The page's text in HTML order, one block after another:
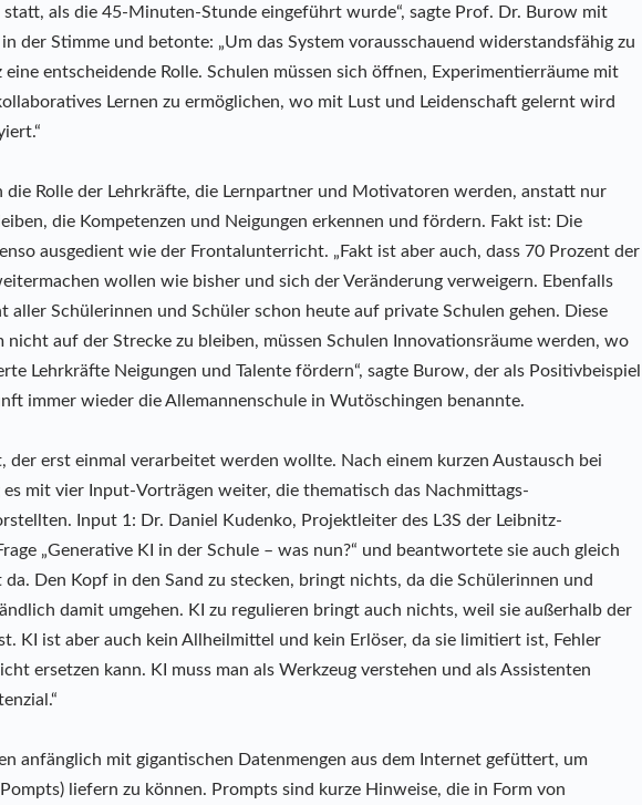
als die 45-Minuten-Stunde eingeführt wurde“, sagte Prof. Dr. Burow mit
der Stimme und betonte: „Um das System vorausschauend widerstandsfähig zu
eine entscheidende Rolle. Schulen müssen sich öffnen, Experimentierräume mit
Lernen zu ermöglichen, wo mit Lust und Leidenschaft gelernt wird
die Rolle der Lehrkräfte, die Lernpartner und Motivatoren werden, anstatt nur
die Kompetenzen und Neigungen erkennen und fördern. Fakt ist: Die
ausgedient wie der Frontalunterricht. „Fakt ist aber auch, dass 70 Prozent der
wollen wie bisher und sich der Veränderung verweigern. Ebenfalls
aller Schülerinnen und Schüler schon heute auf private Schulen gehen. Diese
nicht auf der Strecke zu bleiben, müssen Schulen Innovationsräume werden, wo
Lehrkräfte Neigungen und Talente fördern“, sagte Burow, der als Positivbeispiel
immer wieder die Allemannenschule in Wutöschingen benannte.
der erst einmal verarbeitet werden wollte. Nach einem kurzen Austausch bei
es mit vier Input-Vorträgen weiter, die thematisch das Nachmittags-
Input 1: Dr. Daniel Kudenko, Projektleiter des L3S der Leibnitz-
„Generative KI in der Schule – was nun?“ und beantwortete sie auch gleich
da. Den Kopf in den Sand zu stecken, bringt nichts, da die Schülerinnen und
damit umgehen. KI zu regulieren bringt auch nichts, weil sie außerhalb der
KI ist aber auch kein Allheilmittel und kein Erlöser, da sie limitiert ist, Fehler
ersetzen kann. KI muss man als Werkzeug verstehen und als Assistenten
anfänglich mit gigantischen Datenmengen aus dem Internet gefüttert, um
liefern zu können. Prompts sind kurze Hinweise, die in Form von